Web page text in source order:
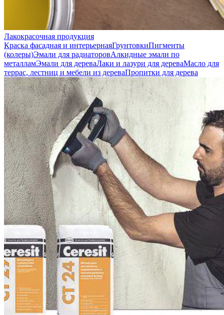
Лакокрасочная продукция
Краска фасадная и интерьернаяГрунтовкиПигменты
(колеры)Эмали для радиаторовАлкидные эмали по
металламЭмали для дереваЛаки и лазури для дереваМасло для
террас, лестниц и мебели из дереваПропитки для дерева